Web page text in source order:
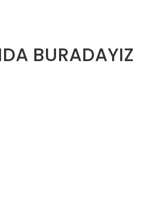
BURADAYIZ